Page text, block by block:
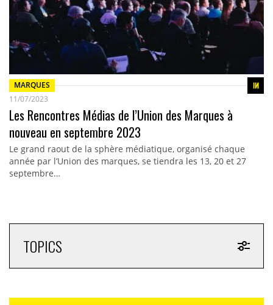
MARQUES
11/07/2023
Les Rencontres Médias de l’Union des Marques à
nouveau en septembre 2023
Le grand raout de la sphère médiatique, organisé chaque
année par l’Union des marques, se tiendra les 13, 20 et 27
septembre…
TOPICS